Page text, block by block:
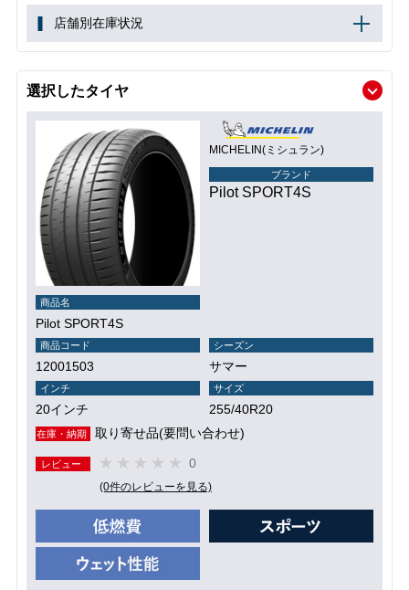
店舗別在庫状況
選択したタイヤ
MICHELIN(ミシュラン)
ブランド
Pilot SPORT4S
商品名
Pilot SPORT4S
商品コード
12001503
シーズン
サマー
インチ
20インチ
サイズ
255/40R20
在庫・納期 取り寄せ品(要問い合わせ)
レビュー 0
(0件のレビューを見る)